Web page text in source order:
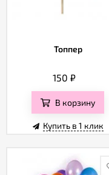
Топпер
150₽
В корзину
Купить в 1 клик